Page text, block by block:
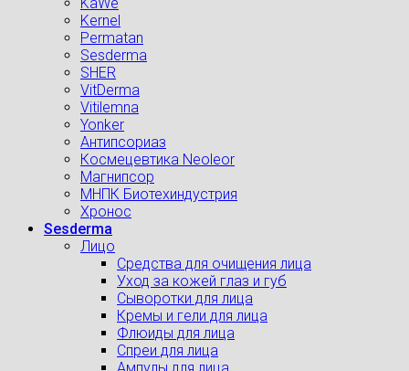
Kernel
Permatan
Sesderma
SHER
VitDerma
Vitilemna
Yonker
Антипсориаз
Космецевтика Neoleor
Магнипсор
МНПК Биотехиндустрия
Хронос
Sesderma
Лицо
Средства для очищения лица
Уход за кожей глаз и губ
Сыворотки для лица
Кремы и гели для лица
Флюиды для лица
Спреи для лица